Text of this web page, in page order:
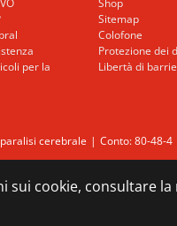
sui cookie, consultare la
per la
Sitemap
Colofone
Protezione dei
Libertà di
cerebrale Conto: 80-48-4